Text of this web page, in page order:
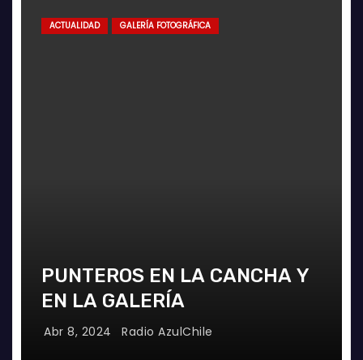
ACTUALIDAD GALERÍA FOTOGRÁFICA
PUNTEROS EN LA CANCHA Y
EN LA GALERÍA
Abr 8, 2024 Radio AzulChile